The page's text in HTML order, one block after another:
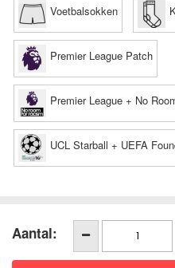
Voetbalsokken
Premier League Patch
Premier League + No
UCL Starball + UEFA
Aantal: